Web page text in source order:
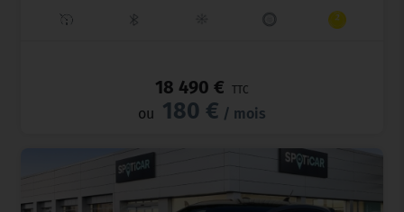
18 490 € TTC
ou 180 € / mois